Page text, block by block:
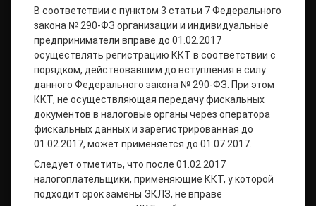
В соответствии с пунктом 3 статьи 7 Федерального
закона № 290-ФЗ организации и индивидуальные
предприниматели вправе до 01.02.2017
осуществлять регистрацию ККТ в соответствии с
порядком, действовавшим до вступления в силу
данного Федерального закона № 290-ФЗ. При этом
ККТ, не осуществляющая передачу фискальных
документов в налоговые органы через оператора
фискальных данных и зарегистрированная до
01.02.2017, может применяется до 01.07.2017.
Следует отметить, что после 01.02.2017
налогоплательщики, применяющие ККТ, у которой
подходит срок замены ЭКЛЗ, не вправе